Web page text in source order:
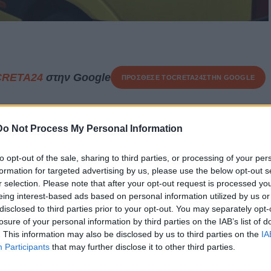
Not Process My Personal Information
opt-out of the sale, sharing to third parties, or processing of your
for targeted advertising by us, please use the below opt-out
selection. Please note that after your opt-out request is processed
interest-based ads based on personal information utilized by us
to third parties prior to your opt-out. You may separately
of your personal information by third parties on the IAB’s list of
This information may also be disclosed by us to third parties on the
Participants that may further disclose it to other third parties.
στην Google ΠΡΟΣΘΕΣΕ ΤΟCRETA24ΣΤΗΝ GOOGLE
που σημειώθηκε χθες το μεσημέρι (12/06) στη θαλάσσια
στο Ηράκλειο .
αρχών, ένας64χρονος,υπήκοος Λουξεμβούργου,
τις αισθήσεις του.Άμεσα ειδοποιήθηκε το ΕΚΑΒ και ο
στο Πανεπιστημιακό ΝοσοκομείοΗρακλείου.
στο νοσοκομείοδιαπιστώθηκε ο θάνατός του.
από το Κεντρικό Λιμεναρχείο